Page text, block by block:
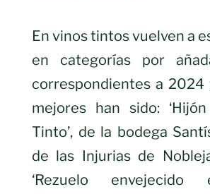
En vinos tintos vuelven a
en categorías por
correspondientes a 2024
mejores han sido:
Tinto’, de la bodega
de las Injurias de
‘Rezuelo envejecido